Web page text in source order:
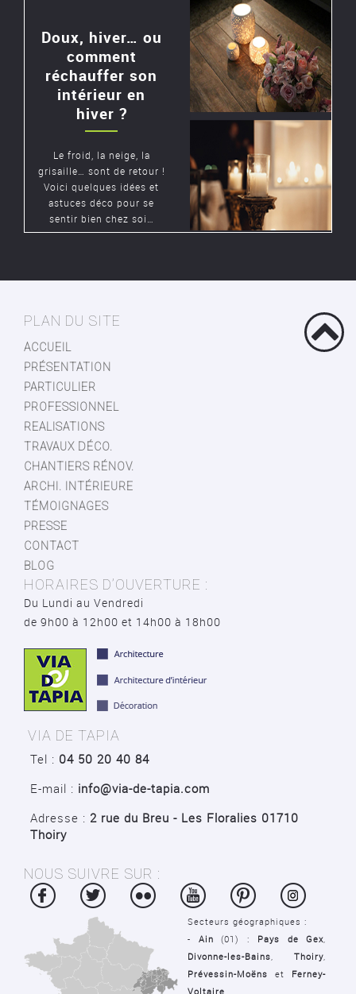
Doux, hiver… ou
comment
réchauffer son
intérieur en
hiver ?
Le froid, la neige, la
grisaille… sont de retour !
Voici quelques idées et
astuces déco pour se
sentir bien chez soi…
PLAN DU SITE
ACCUEIL
PRÉSENTATION
PARTICULIER
PROFESSIONNEL
REALISATIONS
TRAVAUX DÉCO.
CHANTIERS RÉNOV.
ARCHI. INTÉRIEURE
TÉMOIGNAGES
PRESSE
CONTACT
BLOG
HORAIRES D’OUVERTURE :
Du Lundi au Vendredi
de 9h00 à 12h00 et 14h00 à 18h00
VIA DE TAPIA
Tel : 04 50 20 40 84
E-mail : info@via-de-tapia.com
Adresse : 2 rue du Breu - Les Floralies 01710
Thoiry
NOUS SUIVRE SUR :
Secteurs géographiques :
- Ain (01) : Pays de Gex,
Divonne-les-Bains,Thoiry,
Prévessin-Moëns et Ferney-
Voltaire